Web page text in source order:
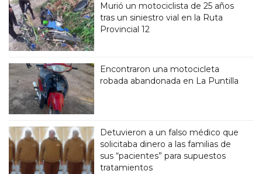
Murió un motociclista de 25 años
tras un siniestro vial en la Ruta
Provincial 12
Encontraron una motocicleta
robada abandonada en La Puntilla
Detuvieron a un falso médico que
solicitaba dinero a las familias de
sus “pacientes” para supuestos
tratamientos